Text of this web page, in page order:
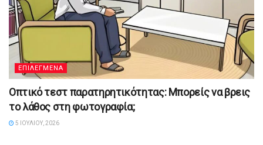
ΕΠΙΛΕΓΜΕΝΑ
Οπτικό τεστ παρατηρητικότητας: Μπορείς να βρεις
το λάθος στη φωτογραφία;
5 ΙΟΥΛΊΟΥ, 2026